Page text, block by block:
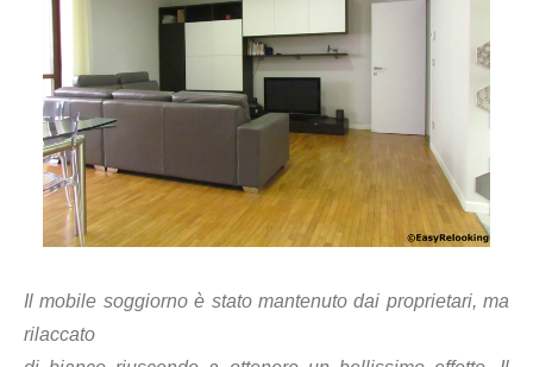
Il mobile soggiorno è stato mantenuto dai proprietari, ma
rilaccato